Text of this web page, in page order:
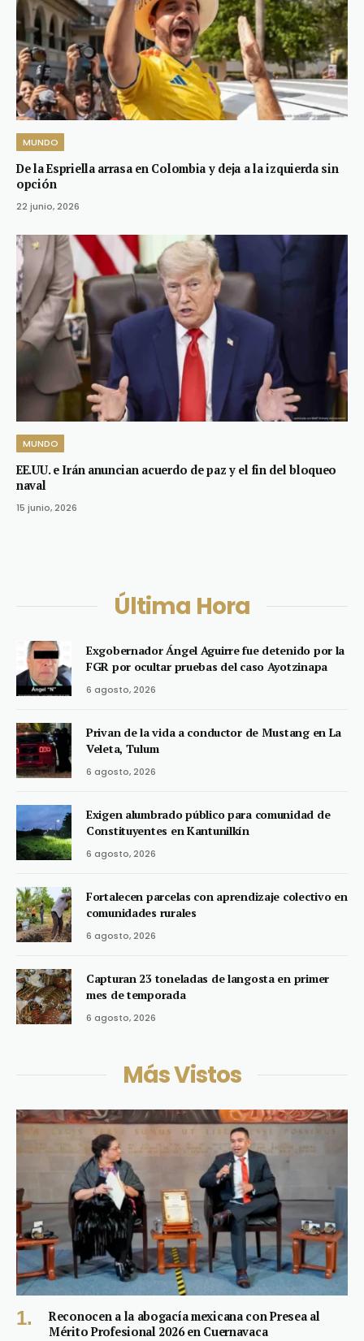
MUNDO
De la Espriella arrasa en Colombia y deja a la izquierda sin
opción
22 junio, 2026
MUNDO
EE.UU. e Irán anuncian acuerdo de paz y el fin del bloqueo
naval
15 junio, 2026
Última Hora
Exgobernador Ángel Aguirre fue detenido por la
FGR por ocultar pruebas del caso Ayotzinapa
6 agosto, 2026
Privan de la vida a conductor de Mustang en La
Veleta, Tulum
6 agosto, 2026
Exigen alumbrado público para comunidad de
Constituyentes en Kantunilkín
6 agosto, 2026
Fortalecen parcelas con aprendizaje colectivo en
comunidades rurales
6 agosto, 2026
Capturan 23 toneladas de langosta en primer
mes de temporada
6 agosto, 2026
Más Vistos
Reconocen a la abogacía mexicana con Presea al
Mérito Profesional 2026 en Cuernavaca